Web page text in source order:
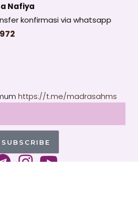
Nafiya
konfirmasi via whatsapp
https://t.me/madrasahms
SUBSCRIBE
T I Y